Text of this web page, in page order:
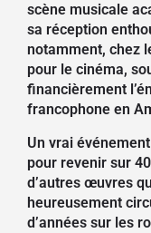
scène musicale
sa réception
notamment, chez
pour le cinéma,
financièrement
francophone en
Un vrai
pour revenir sur
d’autres œuvres
heureusement
d’années sur les